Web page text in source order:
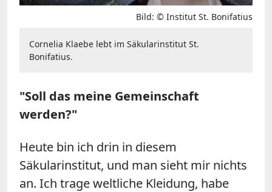
Bild: © Institut St. Bonifatius
Cornelia Klaebe lebt im Säkularinstitut St.
Bonifatius.
"Soll das meine Gemeinschaft
werden?"
Heute bin ich drin in diesem
Säkularinstitut, und man sieht mir nichts
an. Ich trage weltliche Kleidung, habe